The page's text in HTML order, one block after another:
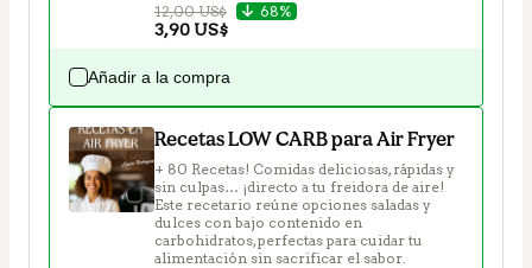
12,00 US$
68%
3,90 US$
Añadir a la compra
Recetas LOW CARB para Air Fryer
+ 80 Recetas! Comidas deliciosas, rápidas y
sin culpas… ¡directo a tu freidora de aire!
Este recetario reúne opciones saladas y
dulces con bajo contenido en
carbohidratos, perfectas para cuidar tu
alimentación sin sacrificar el sabor.